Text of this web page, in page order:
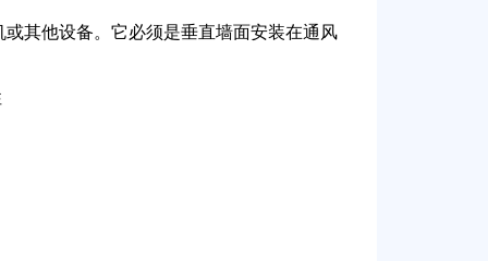
其他设备。它必须是垂直墙面安装在通风